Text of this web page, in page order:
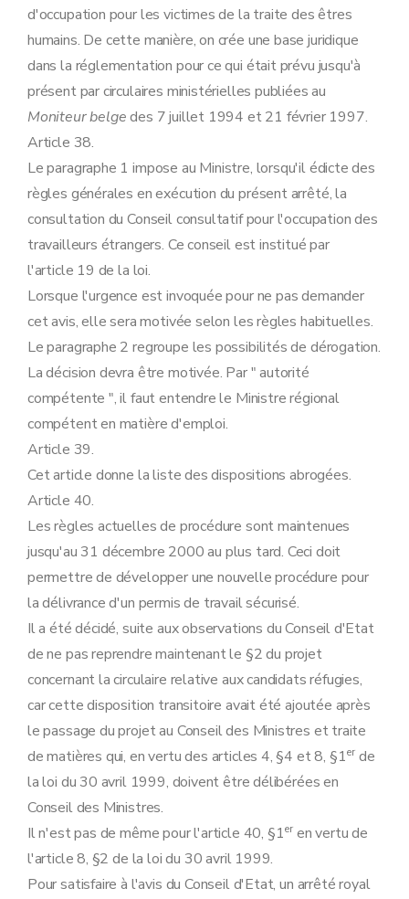
d'occupation pour les victimes de la traite des êtres
humains. De cette manière, on crée une base juridique
dans la réglementation pour ce qui était prévu jusqu'à
présent par circulaires ministérielles publiées au
Moniteur belgedes 7 juillet 1994 et 21 février 1997.
Article 38.
Le paragraphe 1 impose au Ministre, lorsqu'il édicte des
règles générales en exécution du présent arrêté, la
consultation du Conseil consultatif pour l'occupation des
travailleurs étrangers. Ce conseil est institué par
l'article 19 de la loi.
Lorsque l'urgence est invoquée pour ne pas demander
cet avis, elle sera motivée selon les règles habituelles.
Le paragraphe 2 regroupe les possibilités de dérogation.
La décision devra être motivée. Par " autorité
compétente ", il faut entendre le Ministre régional
compétent en matière d'emploi.
Article 39.
Cet article donne la liste des dispositions abrogées.
Article 40.
Les règles actuelles de procédure sont maintenues
jusqu'au 31 décembre 2000 au plus tard. Ceci doit
permettre de développer une nouvelle procédure pour
la délivrance d'un permis de travail sécurisé.
Il a été décidé, suite aux observations du Conseil d'Etat
de ne pas reprendre maintenant le §2 du projet
concernant la circulaire relative aux candidats réfugies,
car cette disposition transitoire avait été ajoutée après
le passage du projet au Conseil des Ministres et traite
de matières qui, en vertu des articles 4, §4 et 8, §1er de
la loi du 30 avril 1999, doivent être délibérées en
Conseil des Ministres.
Il n'est pas de même pour l'article 40, §1er en vertu de
l'article 8, §2 de la loi du 30 avril 1999.
Pour satisfaire à l'avis du Conseil d'Etat, un arrêté royal